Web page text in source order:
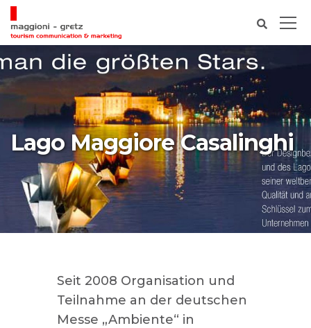
Lago Maggiore Casalinghi
Seit 2008 Organisation und
Teilnahme an der deutschen
Messe „Ambiente“ in